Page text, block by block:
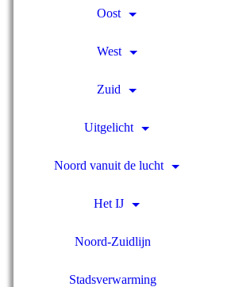
Oost
West
Zuid
Uitgelicht
Noord vanuit de lucht
Het IJ
Noord-Zuidlijn
Stadsverwarming